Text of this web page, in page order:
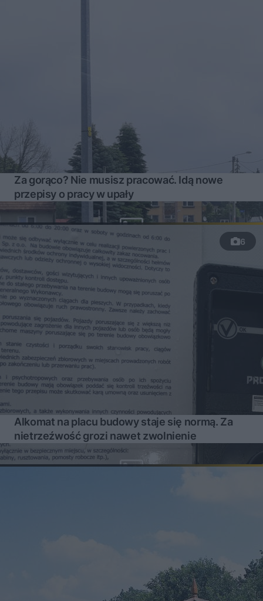
Za gorąco? Nie musisz pracować. Idą nowe
przepisy o pracy w upały
6
Alkomat na placu budowy staje się normą. Za
nietrzeźwość grozi nawet zwolnienie